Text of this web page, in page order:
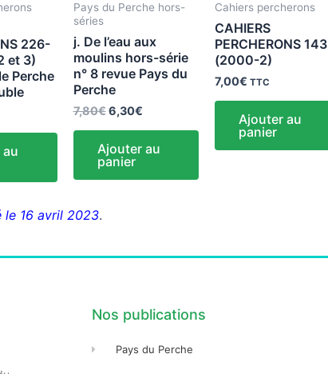
226-
et 3)
Perche
Pays du Perche hors-
séries
j. De l’eau aux
moulins hors-série
n° 8 revue Pays du
Perche
7,80€ 6,30€
Ajouter au
panier
Cahiers percherons
CAHIERS
PERCHERONS 143
(2000-2)
7,00€ TTC
Ajouter au
panier
le 16 avril 2023.
Nos publications
Pays du Perche